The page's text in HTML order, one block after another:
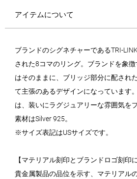
アイテムについて
ブランドのシグネチャーであるTRI-
された8コマのリング。ブランドを象
はそのままに、ブリッジ部分に配され
て主張のあるデザインになっています
は、装いにラグジュアリーな雰囲気を
素材はSilver 925。
※サイズ表記はUSサイズです。
【マテリアル刻印とブランドロゴ刻印
貴金属製品の品位を示す、マテリアル